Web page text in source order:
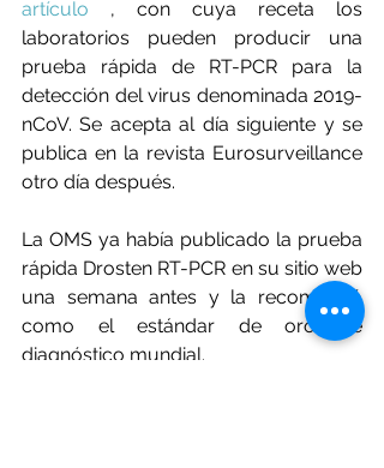
artículo , con cuya receta los
laboratorios pueden producir una
prueba rápida de RT-PCR para la
detección del virus denominada 2019-
nCoV. Se acepta al día siguiente y se
publica en la revista Eurosurveillance
otro día después.
La OMS ya había publicado la prueba
rápida Drosten RT-PCR en su sitio web
una semana antes y la recomendó
como el estándar de oro de
diagnóstico mundial.